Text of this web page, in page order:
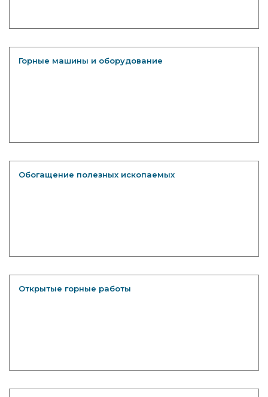
Горные машины и оборудование
Обогащение полезных ископаемых
Открытые горные работы